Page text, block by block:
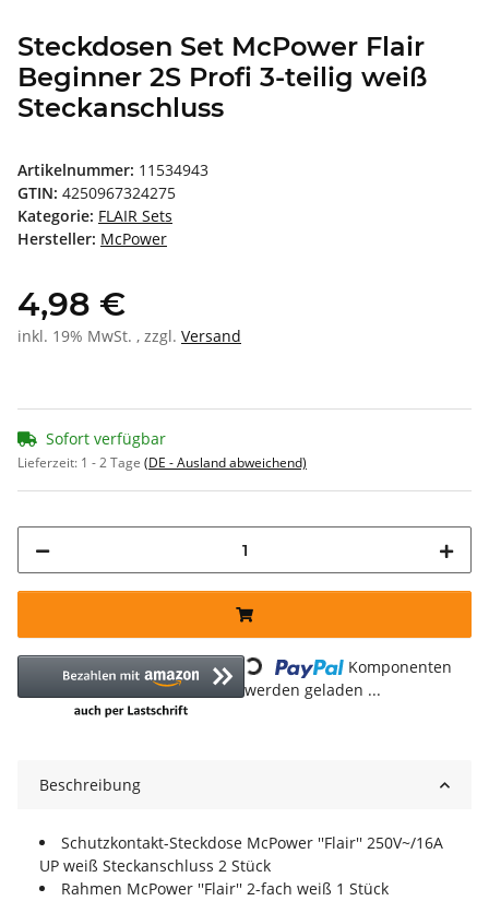
Steckdosen Set McPower Flair
Beginner 2S Profi 3-teilig weiß
Steckanschluss
Artikelnummer: 11534943
GTIN: 4250967324275
Kategorie: FLAIR Sets
Hersteller: McPower
4,98 €
inkl. 19% MwSt. , zzgl. Versand
Sofort verfügbar
Lieferzeit: 1 - 2 Tage (DE - Ausland abweichend)
Loading...
Komponenten
werden geladen ...
Beschreibung
Schutzkontakt-Steckdose McPower ''Flair'' 250V~/16A
UP weiß Steckanschluss 2 Stück
Rahmen McPower ''Flair'' 2-fach weiß 1 Stück